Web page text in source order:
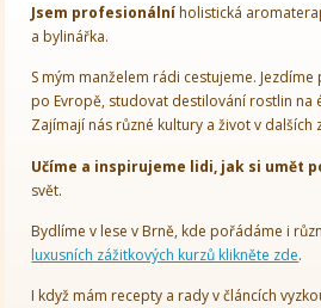
Jsem profesionálníholistická
a bylinářka.
S mým manželem rádi cestujeme.
po Evropě, studovat destilování rostlin na
Zajímají nás různé kultury a život v dalších
Učíme a inspirujeme lidi, jak si umět
svět.
Bydlíme v lese v Brně, kde pořádáme i
luxusních zážitkových kurzů klikněte zde.
I když mám recepty a rady v článcích